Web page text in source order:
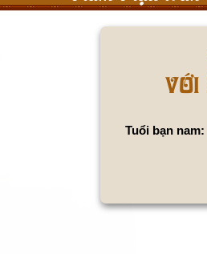
VỚI
Tuổi bạn nam: